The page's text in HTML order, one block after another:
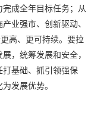
成全年目标任务；从
业强市、创新驱动、
高、更可持续。要拉
，统筹发展和安全，
基础、抓引领强保
发展优势。